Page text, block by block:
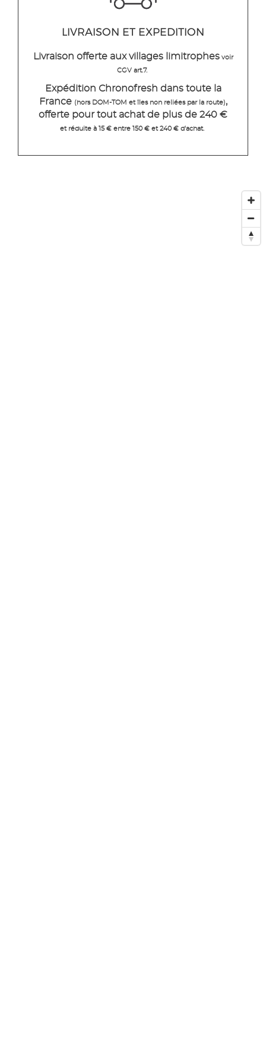
LIVRAISON ET EXPEDITION
Livraison offerte aux villages limitrophesvoir
CGV art.7.
Expédition Chronofresh dans toute la
France (hors DOM-TOM et îles non reliées par la route),
offerte pour tout achat de plus de 240 €
et réduite à 15 € entre 150 € et 240 € d'achat.